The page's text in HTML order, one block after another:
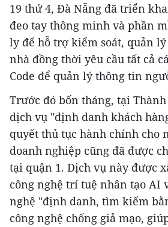
19 thứ 4, Đà Nẵng đã triển
đeo tay thông minh và phần
ly để hỗ trợ kiểm soát, quản
nhà đồng thời yêu cầu tất cả
Code để quản lý thông tin
Trước đó bốn tháng, tại
dịch vụ "định danh khách
quyết thủ tục hành chính cho
doanh nghiệp cũng đã được
tại quận 1. Dịch vụ này được
công nghệ trí tuệ nhân tạo AI
nghệ "định danh, tìm kiếm
công nghệ chống giả mạo,